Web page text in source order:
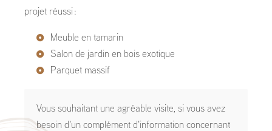
projet réussi :
Meuble en tamarin
Salon de jardin en bois exotique
Parquet massif
Vous souhaitant une agréable visite, si vous avez
besoin d'un complément d'information concernant